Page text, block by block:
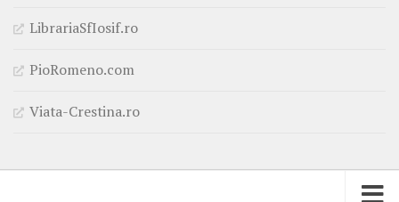
LibrariaSfIosif.ro
PioRomeno.com
Viata-Crestina.ro